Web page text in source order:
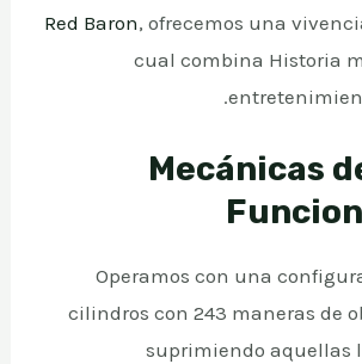
Red Baron, ofrecemos una
cual combina Historia
Mecánicas
Operamos con una
cilindros con 243 maneras de
suprimiendo aquellas